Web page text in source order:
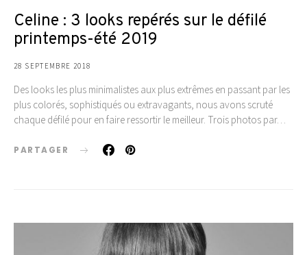
Celine : 3 looks repérés sur le défilé
printemps-été 2019
28 SEPTEMBRE 2018
Des looks les plus minimalistes aux plus extrêmes en passant par les
plus colorés, sophistiqués ou extravagants, nous avons scruté
chaque défilé pour en faire ressortir le meilleur. Trois photos par…
PARTAGER